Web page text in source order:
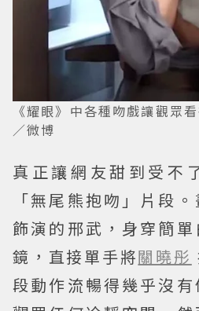
《耀眼》中各種吻戲讓觀眾
／微博
真正讓網友甜到受不
「無尾熊抱吻」片段
飾演的邢武，身穿簡
鏡，直接單手將關曉彤
段動作流暢得幾乎沒